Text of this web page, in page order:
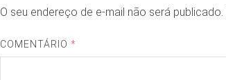
O seu endereço de e-mail não será publicado.
COMENTÁRIO*